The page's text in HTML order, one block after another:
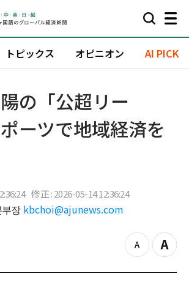
トピックス オピニオン AI PICK
の「公超リー
ーツで地域経済を
修正 : 2026-05-14 12:36:24
장 kbchoi@ajunews.com
z
o
Z
o